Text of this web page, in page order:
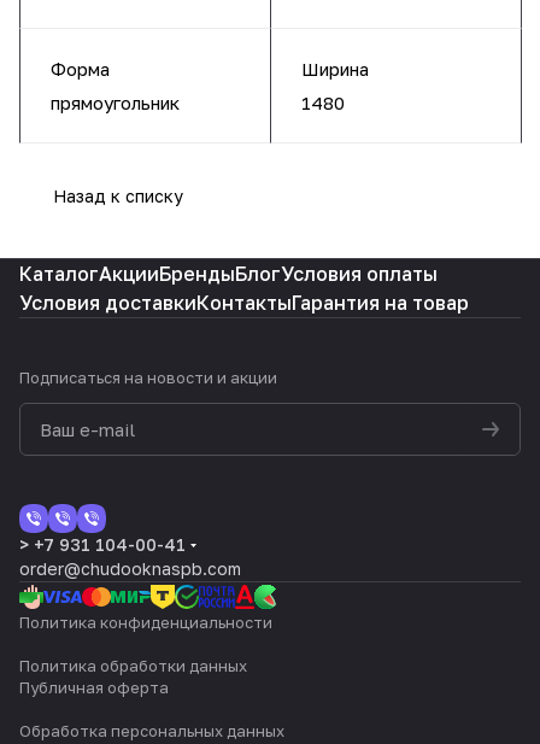
Форма
прямоугольник
Ширина
1480
Назад к списку
КаталогАкцииБрендыБлогУсловия оплаты
Условия доставкиКонтактыГарантия на товар
Подписаться на новости и акции
> +7 931 104-00-41
order@chudooknaspb.com
Политика конфиденциальности
Политика обработки данных
Публичная оферта
Обработка персональных данных